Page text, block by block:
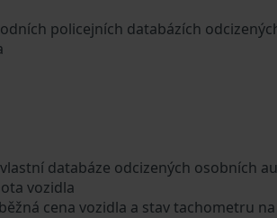
policejních databázích
databáze odcizených osobních
vozidla
cena vozidla a stav tachometru